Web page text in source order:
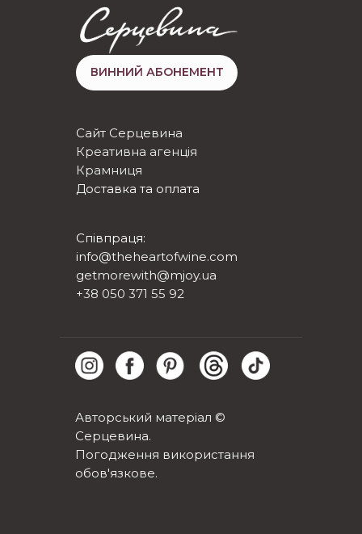
Сайт Серцевина
Креативна агенція
Крамниця
Доставка та оплата
Співпраця:
info@theheartofwine.com
getmorewith@mjoy.ua
+38 050 371 55 92
Авторський матеріал ©
Серцевина.
Погодження використання
обов'язкове.
ВИННИЙ АБОНЕМЕНТ